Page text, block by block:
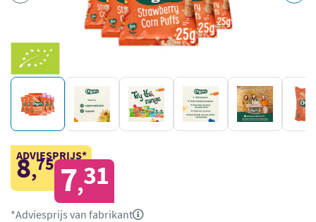
ADVIESPRIJS*
8,75 7,31
*Adviesprijs van fabrikant